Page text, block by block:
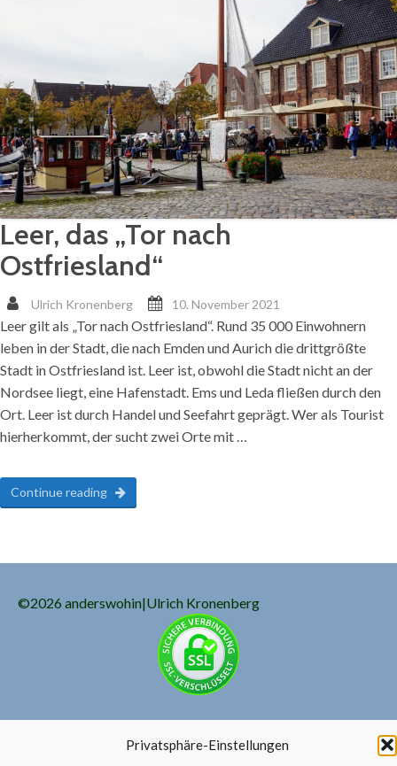
Privatsphäre-Einstellungen
Leer, das „Tor nach
Ostfriesland“
Ulrich Kronenberg 10. November 2021
Leer gilt als „Tor nach Ostfriesland“. Rund 35 000 Einwohnern
leben in der Stadt, die nach Emden und Aurich die drittgrößte
Stadt in Ostfriesland ist. Leer ist, obwohl die Stadt nicht an der
Nordsee liegt, eine Hafenstadt. Ems und Leda fließen durch den
Ort. Leer ist durch Handel und Seefahrt geprägt. Wer als Tourist
hierherkommt, der sucht zwei Orte mit …
Continue reading
©2026 anderswohin|Ulrich Kronenberg